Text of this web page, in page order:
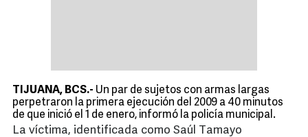
TIJUANA, BCS.- Un par de sujetos con armas largas
perpetraron la primera ejecución del 2009 a 40 minutos
de que inició el 1 de enero, informó la policía municipal.
La víctima, identificada como Saúl Tamayo